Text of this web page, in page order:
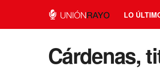
LO
Cárdenas,